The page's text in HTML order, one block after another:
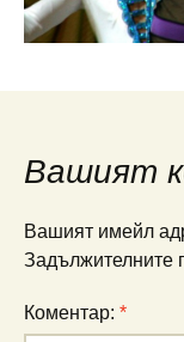
Вашият
Вашият имейл
Задължителните
Коментар: *